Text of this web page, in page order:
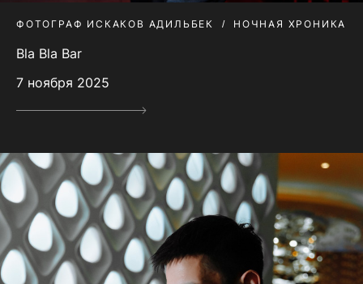
ФОТОГРАФ ИСКАКОВ АДИЛЬБЕК НОЧНАЯ ХРОНИКА
Bla Bla Bar
7 ноября 2025